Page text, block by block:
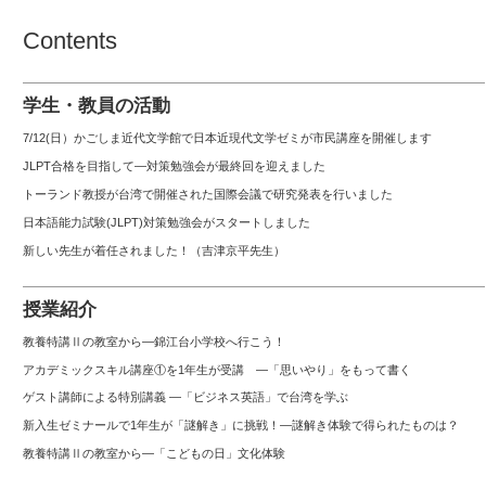
Contents
学生・教員の活動
7/12(日）かごしま近代文学館で日本近現代文学ゼミが市民講座を開催します
JLPT合格を目指して—対策勉強会が最終回を迎えました
トーランド教授が台湾で開催された国際会議で研究発表を行いました
日本語能力試験(JLPT)対策勉強会がスタートしました
新しい先生が着任されました！（吉津京平先生）
授業紹介
教養特講Ⅱの教室から―錦江台小学校へ行こう！
アカデミックスキル講座①を1年生が受講 ―「思いやり」をもって書く
ゲスト講師による特別講義 ―「ビジネス英語」で台湾を学ぶ
新入生ゼミナールで1年生が「謎解き」に挑戦！―謎解き体験で得られたものは？
教養特講Ⅱの教室から―「こどもの日」文化体験